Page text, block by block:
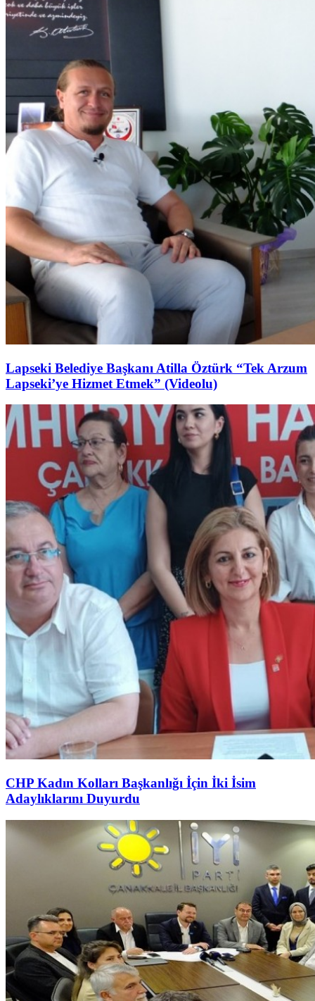
Lapseki Belediye Başkanı Atilla Öztürk “Tek Arzum
Lapseki’ye Hizmet Etmek” (Videolu)
CHP Kadın Kolları Başkanlığı İçin İki İsim
Adaylıklarını Duyurdu